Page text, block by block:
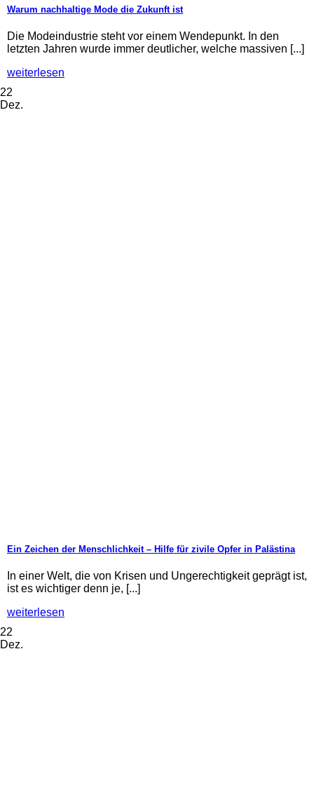
Warum nachhaltige Mode die Zukunft ist
Die Modeindustrie steht vor einem Wendepunkt. In den
letzten Jahren wurde immer deutlicher, welche massiven [...]
weiterlesen
22
Dez.
Ein Zeichen der Menschlichkeit – Hilfe für zivile Opfer in Palästina
In einer Welt, die von Krisen und Ungerechtigkeit geprägt ist,
ist es wichtiger denn je, [...]
weiterlesen
22
Dez.